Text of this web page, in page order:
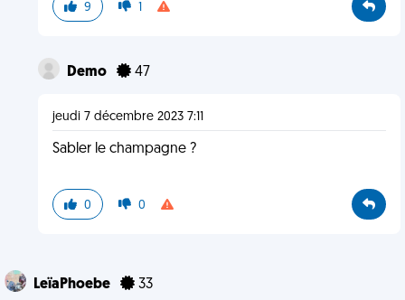
9 1
Demo 47
jeudi 7 décembre 2023 7:11
Sabler le champagne ?
0 0
LeïaPhoebe 33